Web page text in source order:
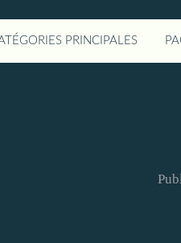
PRINCIPALES